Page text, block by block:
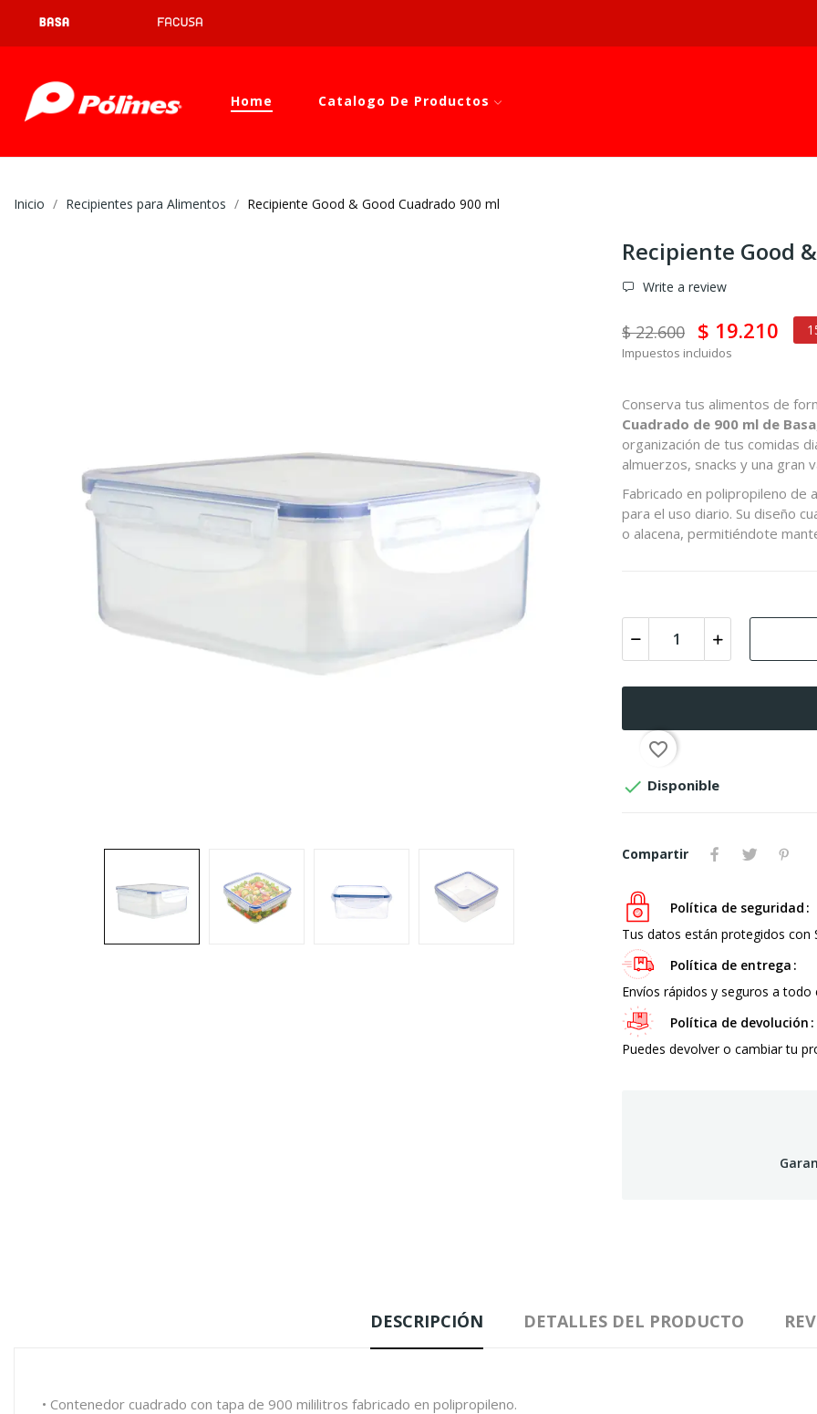
Home Catalogo De Productos
Inicio Recipientes para Alimentos Recipiente Good & Good Cuadrado 900 ml
Recipiente Good
Write a review
$ 22.600 $ 19.210
Impuestos incluidos
Conserva tus alimentos de
Cuadrado de 900 ml de Basa
organización de tus comidas
almuerzos, snacks y una gran
Fabricado en polipropileno de
para el uso diario. Su diseño
o alacena, permitiéndote
favorite_border
 Disponible
Compartir
Política de seguridad
Tus datos están protegidos con
Política de entrega
Envíos rápidos y seguros a
Política de devolución
Puedes devolver o cambiar tu
DESCRIPCIÓN DETALLES DEL PRODUCTO
• Contenedor cuadrado con tapa de 900 mililitros fabricado en polipropileno.